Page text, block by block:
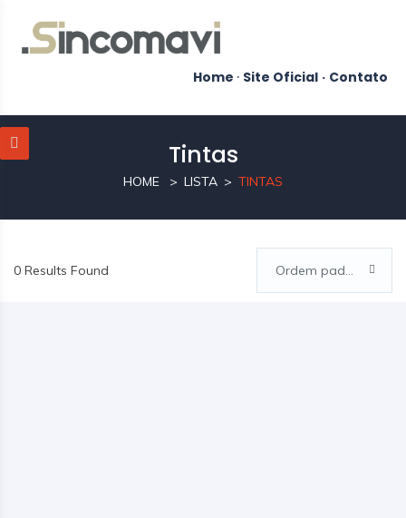
Home · Site Oficial · Contato
Tintas
HOME LISTA TINTAS
0 Results Found Ordem padrão